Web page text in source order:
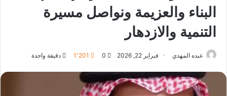
البناء والعزيمة ونواصل مسيرة
التنمية والازدهار
عبده المهدي فبراير 22, 2026 0 1٬201 دقيقة واحدة